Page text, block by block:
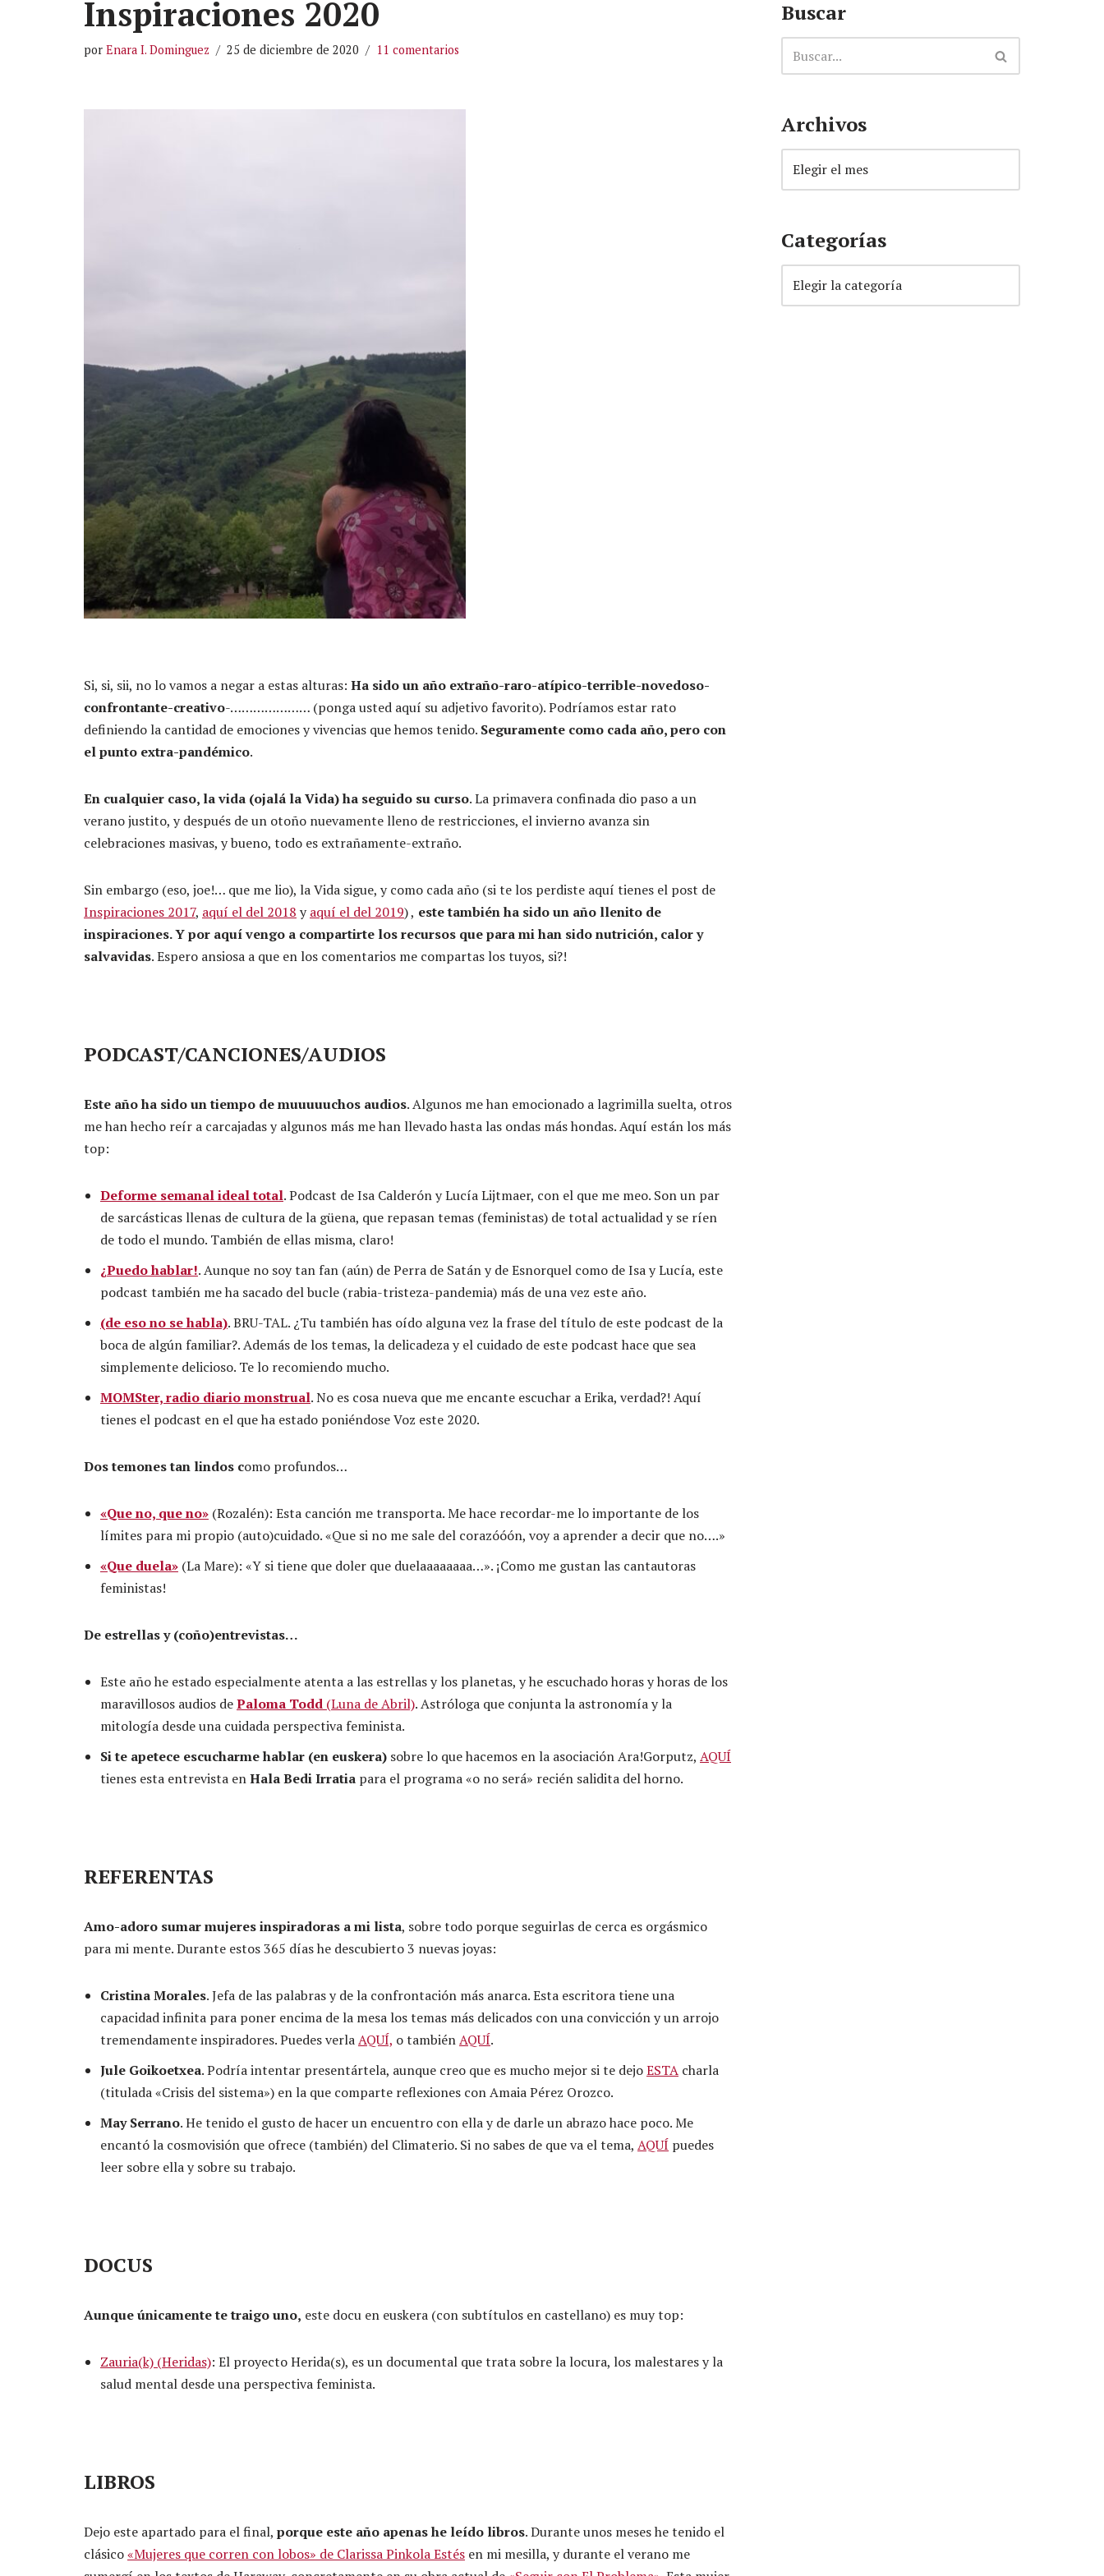
Inspiraciones 2020
por Enara I. Dominguez 25 de diciembre de 2020 11 comentarios
Si, si, sii, no lo vamos a negar a estas alturas: Ha sido un año extraño-raro-atípico-terrible-novedoso-
confrontante-creativo-………………… (ponga usted aquí su adjetivo favorito). Podríamos estar rato
definiendo la cantidad de emociones y vivencias que hemos tenido. Seguramente como cada año, pero con
el punto extra-pandémico.
En cualquier caso, la vida (ojalá la Vida) ha seguido su curso. La primavera confinada dio paso a un
verano justito, y después de un otoño nuevamente lleno de restricciones, el invierno avanza sin
celebraciones masivas, y bueno, todo es extrañamente-extraño.
Sin embargo (eso, joe!… que me lio), la Vida sigue, y como cada año (si te los perdiste aquí tienes el post de
Inspiraciones 2017, aquí el del 2018 yaquí el del 2019) , este también ha sido un año llenito de
inspiraciones. Y por aquí vengo a compartirte los recursos que para mi han sido nutrición, calor y
salvavidas. Espero ansiosa a que en los comentarios me compartas los tuyos, si?!
PODCAST/CANCIONES/AUDIOS
Este año ha sido un tiempo de muuuuuchos audios. Algunos me han emocionado a lagrimilla suelta, otros
me han hecho reír a carcajadas y algunos más me han llevado hasta las ondas más hondas. Aquí están los más
top:
Deforme semanal ideal total. Podcast de Isa Calderón y Lucía Lijtmaer, con el que me meo. Son un par
de sarcásticas llenas de cultura de la güena, que repasan temas (feministas) de total actualidad y se ríen
de todo el mundo. También de ellas misma, claro!
¿Puedo hablar!. Aunque no soy tan fan (aún) de Perra de Satán y de Esnorquel como de Isa y Lucía, este
podcast también me ha sacado del bucle (rabia-tristeza-pandemia) más de una vez este año.
(de eso no se habla). BRU-TAL. ¿Tu también has oído alguna vez la frase del título de este podcast de la
boca de algún familiar?. Además de los temas, la delicadeza y el cuidado de este podcast hace que sea
simplemente delicioso. Te lo recomiendo mucho.
MOMSter, radio diario monstrual. No es cosa nueva que me encante escuchar a Erika, verdad?! Aquí
tienes el podcast en el que ha estado poniéndose Voz este 2020.
Dos temones tan lindos como profundos…
«Que no, que no» (Rozalén): Esta canción me transporta. Me hace recordar-me lo importante de los
límites para mi propio (auto)cuidado. «Que si no me sale del corazóóón, voy a aprender a decir que no….»
«Que duela» (La Mare): «Y si tiene que doler que duelaaaaaaaa…». ¡Como me gustan las cantautoras
feministas!
De estrellas y (coño)entrevistas…
Este año he estado especialmente atenta a las estrellas y los planetas, y he escuchado horas y horas de los
maravillosos audios dePaloma Todd (Luna de Abril). Astróloga que conjunta la astronomía y la
mitología desde una cuidada perspectiva feminista.
Si te apetece escucharme hablar (en euskera) sobre lo que hacemos en la asociación Ara!Gorputz, AQUÍ
tienes esta entrevista enHala Bedi Irratia para el programa «o no será» recién salidita del horno.
REFERENTAS
Amo-adoro sumar mujeres inspiradoras a mi lista, sobre todo porque seguirlas de cerca es orgásmico
para mi mente. Durante estos 365 días he descubierto 3 nuevas joyas:
Cristina Morales. Jefa de las palabras y de la confrontación más anarca. Esta escritora tiene una
capacidad infinita para poner encima de la mesa los temas más delicados con una convicción y un arrojo
tremendamente inspiradores. Puedes verlaAQUÍ, o tambiénAQUÍ.
Jule Goikoetxea. Podría intentar presentártela, aunque creo que es mucho mejor si te dejoESTA charla
(titulada «Crisis del sistema») en la que comparte reflexiones con Amaia Pérez Orozco.
May Serrano. He tenido el gusto de hacer un encuentro con ella y de darle un abrazo hace poco. Me
encantó la cosmovisión que ofrece (también) del Climaterio. Si no sabes de que va el tema, AQUÍ puedes
leer sobre ella y sobre su trabajo.
DOCUS
Aunque únicamente te traigo uno, este docu en euskera (con subtítulos en castellano) es muy top:
Zauria(k) (Heridas): El proyecto Herida(s), es un documental que trata sobre la locura, los malestares y la
salud mental desde una perspectiva feminista.
LIBROS
Dejo este apartado para el final, porque este año apenas he leído libros. Durante unos meses he tenido el
clásico«Mujeres que corren con lobos» de Clarissa Pinkola Estés en mi mesilla, y durante el verano me
Buscar
Archivos
Categorías